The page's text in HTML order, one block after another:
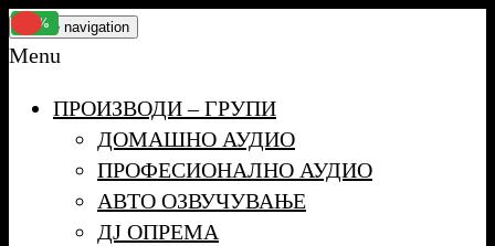
Skip
to
content
Toggle navigation
Menu
ПРОИЗВОДИ – ГРУПИ
ДОМАШНО АУДИО
ПРОФЕСИОНАЛНО АУДИО
АВТО ОЗВУЧУВАЊЕ
ДЈ ОПРЕМА
-11%